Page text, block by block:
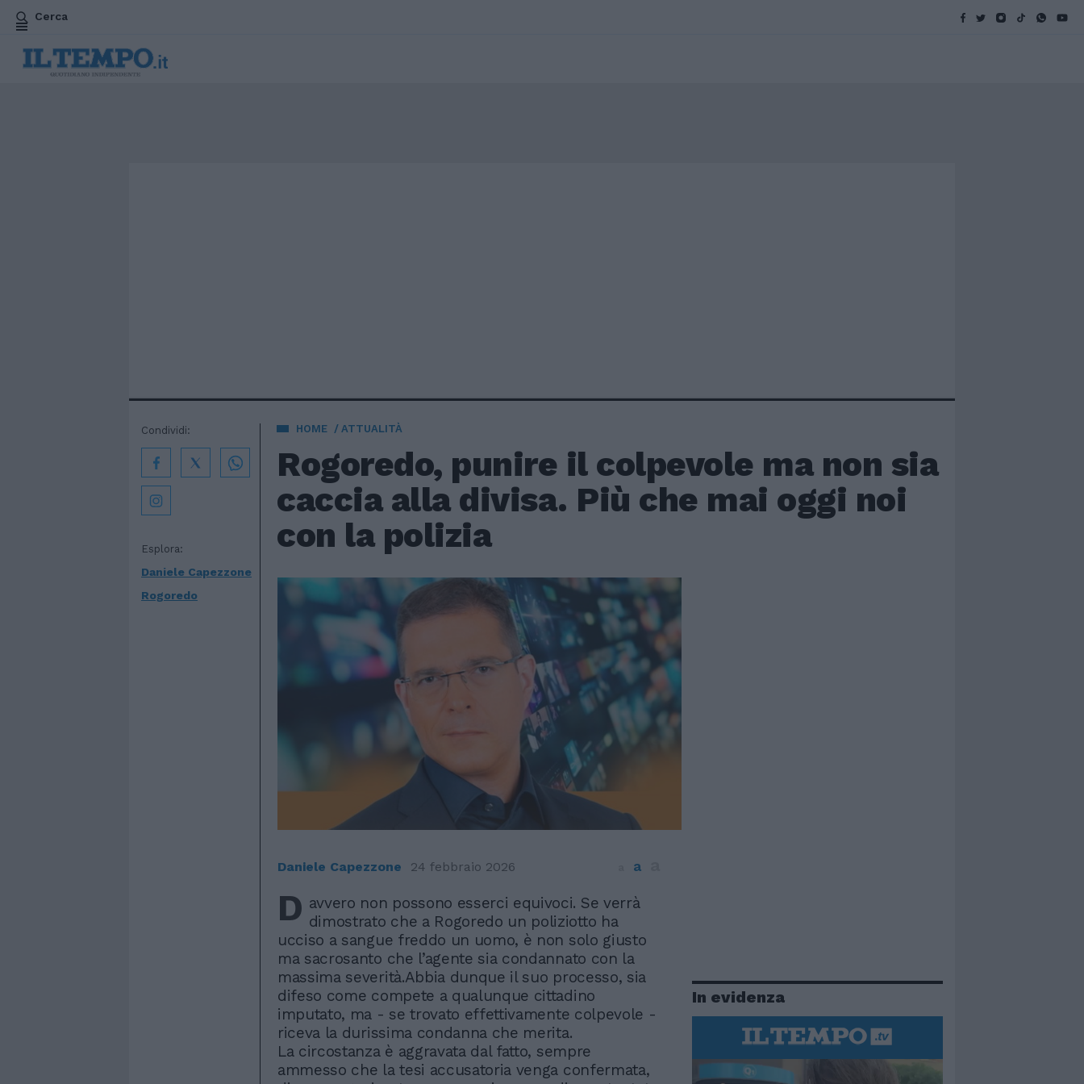
Cerca
HOME ATTUALITÀ
Rogoredo, punire il colpevole ma non sia
caccia alla divisa. Più che mai oggi noi
con la polizia
Esplora:
Daniele Capezzone
Rogoredo
Condividi:
Daniele Capezzone 24 febbraio 2026 a
D avvero non possono esserci equivoci. Se verrà
dimostrato che a Rogoredo un poliziotto ha
ucciso a sangue freddo un uomo, è non solo giusto
ma sacrosanto che l’agente sia condannato con la
massima severità.Abbia dunque il suo processo, sia
difeso come compete a qualunque cittadino
imputato, ma - se trovato effettivamente colpevole -
riceva la durissima condanna che merita.
La circostanza è aggravata dal fatto, sempre
ammesso che la tesi accusatoria venga confermata,
In evidenza